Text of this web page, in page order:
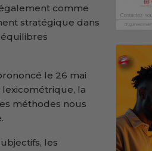
comme
stratégique dans
le 26 mai
la
méthodes nous
les